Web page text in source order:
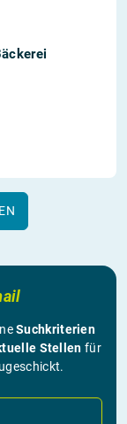
Suchkriterien
Stellen für